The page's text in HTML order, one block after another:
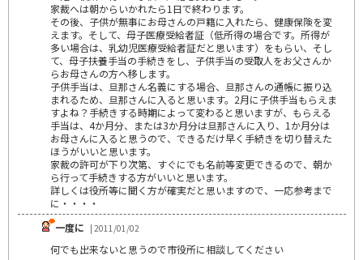
家裁へは朝からいかれたら1日で終わります。
その後、子供が無事にお母さんの戸籍に入れたら、健康保険を変
えます。そして、母子医療受給者証（低所得の場合です。所得が
多い場合は、乳幼児医療受給者証だと思います）をもらい、そし
て、母子扶養手当の手続きをし、子供手当の受取人をお父さんか
らお母さんの方へ移します。
子供手当は、旦那さん名義にする場合、旦那さんの通帳に振り込
まれるため、旦那さんに入ると思います。2月に子供手当もらえま
すよね？手続きする時期によって変わると思いますが、もらえる
手当は、4か月分、または3か月分は旦那さんに入り、1か月分は
お母さんに入ると思うので、できるだけ早く手続きを切り替えた
ほうがいいと思います。
家裁の許可が下り次第、すぐにでも名前等変更できるので、朝か
ら行って手続きする方がいいと思います。
詳しくは役所等に聞く方が確実だと思いますので、一応参考まで
に・・・・
一度に | 2011/01/02
何でも出来ないと思うので市役所に相談してください